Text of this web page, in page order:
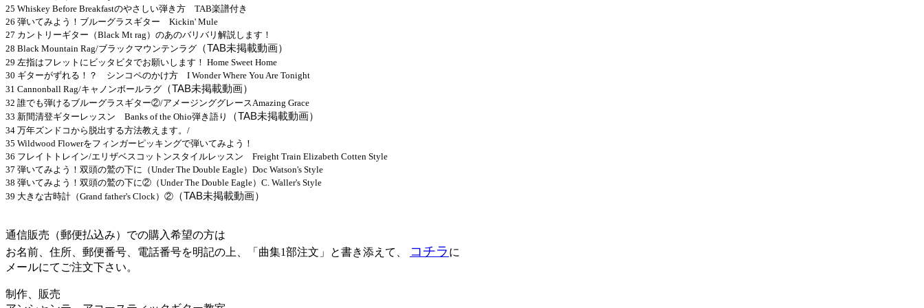
25 Whiskey Before Breakfastのやさしい弾き方 TAB楽譜付き
26 弾いてみよう！ブルーグラスギター Kickin' Mule
27 カントリーギター（Black Mt rag）のあのバリバリ解説します！
28 Black Mountain Rag/ブラックマウンテンラグ （TAB未掲載動画）
29 左指はフレットにビッタビタでお願いします！ Home Sweet Home
30 ギターがずれる！？ シンコペのかけ方 I Wonder Where You Are Tonight
31 Cannonball Rag/キャノンボールラグ （TAB未掲載動画）
32 誰でも弾けるブルーグラスギター②/アメージンググレースAmazing Grace
33 新間清登ギターレッスン Banks of the Ohio弾き語り
（TAB未掲載動画）
34 万年ズンドコから脱出する方法教えます。/
35 Wildwood Flowerをフィンガーピッキングで弾いてみよう！
36 フレイトトレイン/エリザベスコットンスタイルレッスン Freight Train Elizabeth Cotten Style
37 弾いてみよう！双頭の鷲の下に（Under The Double Eagle）Doc Watson's Style
38 弾いてみよう！双頭の鷲の下に②（Under The Double Eagle）C. Waller's Style
39 大きな古時計（Grand father's Clock）② （TAB未掲載動画）
通信販売（郵便払込み）での購入希望の方は
お名前、住所、郵便番号、電話番号を明記の上、「曲集1部注文」と書き添えて、
コチラ に
メールにてご注文下さい。
制作、販売